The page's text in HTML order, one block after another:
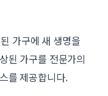
가구에 새 생명을
된 가구를 전문가의
를 제공합니다.